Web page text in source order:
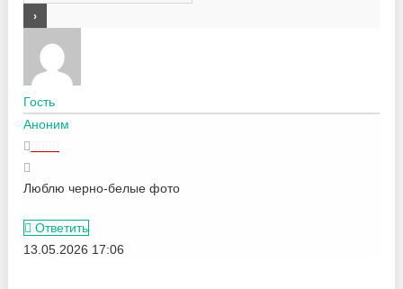
Гость
Аноним
Люблю черно-белые фото
Ответить
13.05.2026 17:06